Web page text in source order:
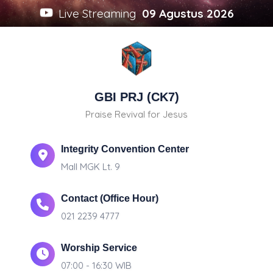
Live Streaming 09 Agustus 2026
GBI PRJ (CK7)
Praise Revival for Jesus
Integrity Convention Center
Mall MGK Lt. 9
Contact (Office Hour)
021 2239 4777
Worship Service
07:00 - 16:30 WIB